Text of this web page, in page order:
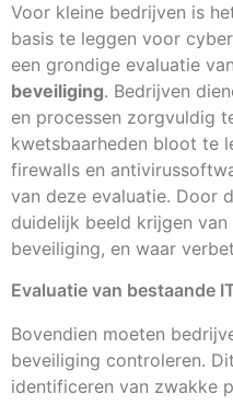
Voor kleine bedrijven is
basis te leggen voor
een grondige evaluatie
beveiliging. Bedrijven
en processen zorgvuldig
kwetsbaarheden bloot te
firewalls en
van deze evaluatie. Door
duidelijk beeld krijgen
beveiliging, en waar
Evaluatie van bestaande
Bovendien moeten
beveiliging controleren.
identificeren van zwakke